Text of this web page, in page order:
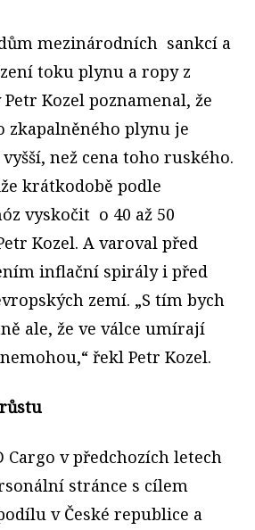
mezinárodních sankcí a
toku plynu a ropy z
Kozel poznamenal, že
zkapalněného plynu je
než cena toho ruského.
krátkodobě podle
vyskočit o 40 až 50
Kozel. A varoval před
inflační spirály i před
zemí. „S tím bych
ale, že ve válce umírají
řekl Petr Kozel.
Cargo v předchozích letech
stránce s cílem
v České republice a